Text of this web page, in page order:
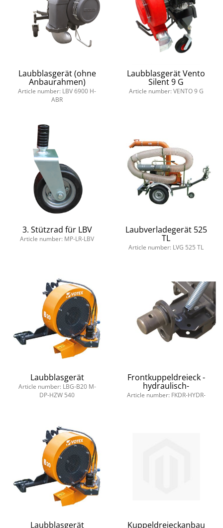
Laubblasgerät (ohne
Anbaurahmen)
Article number: LBV 6900 H-
ABR
Laubblasgerät Vento
Silent 9 G
Article number: VENTO 9 G
3. Stützrad für LBV
Article number: MP-LR-LBV
Laubverladegerät 525
TL
Article number: LVG 525 TL
Laubblasgerät
Article number: LBG-B20 M-
DP-HZW 540
Frontkuppeldreieck -
hydraulisch-
Article number: FKDR-HYDR-
Laubblasgerät Kuppeldreieckanbau